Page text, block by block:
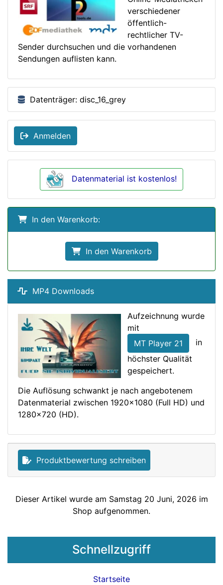
verschiedener
öffentlich-
rechtlicher TV-
Sender durchsuchen und die vorhandenen
Sendungen auflisten kann.
Datenträger: disc_16_grey
Anmelden
Datenmaterial ist kostenlos!
In den Warenkorb:
In den Warenkorb
MP4 Downloads
Aufzeichnung wurde
mit
MT Player 21
in
höchster Qualität
gespeichert.
Die Auflösung schwankt je nach angebotenem
Datenmaterial zwischen 1920x1080 (Full HD) und
1280x720 (HD).
Produktbewertung schreiben
Dieser Artikel wurde am Samstag 20 Juni, 2026 im
Shop aufgenommen.
Schnellzugriff
Startseite